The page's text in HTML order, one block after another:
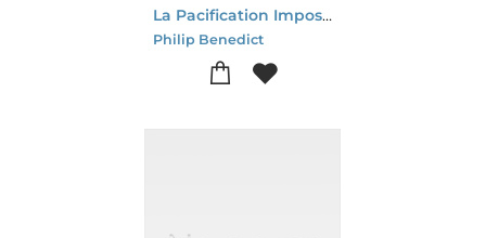
La Pacification Impossible ? Le Midi (decembre 1561 - Mai 1562)
Philip Benedict